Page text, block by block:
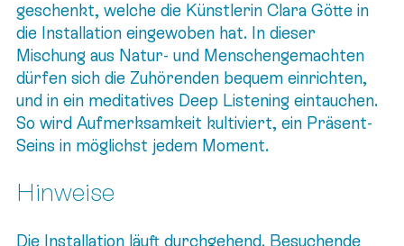
geschenkt, welche die Künstlerin Clara Götte in
die Installation eingewoben hat. In dieser
Mischung aus Natur- und Menschengemachten
dürfen sich die Zuhörenden bequem einrichten,
und in ein meditatives Deep Listening eintauchen.
So wird Aufmerksamkeit kultiviert, ein Präsent-
Seins in möglichst jedem Moment.
Hinweise
Die Installation läuft durchgehend. Besuchende